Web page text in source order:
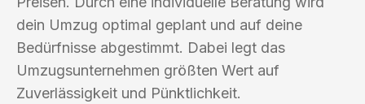
dein Umzug optimal geplant und auf deine
Bedürfnisse abgestimmt. Dabei legt das
Umzugsunternehmen größten Wert auf
Zuverlässigkeit und Pünktlichkeit.